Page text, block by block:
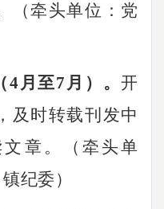
（牵头单位 ：党
4月至7月）。开
及时转载刊发中
章。（牵头单
纪委）